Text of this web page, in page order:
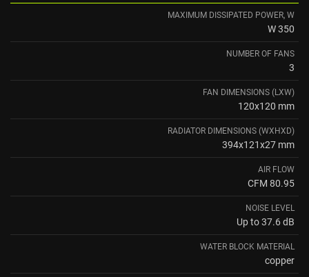
MAXIMUM DISSIPATED POWER, W
350 W
NUMBER OF FANS
3
FAN DIMENSIONS (LXW)
120x120 mm
RADIATOR DIMENSIONS (WXHXD)
394x121x27 mm
AIR FLOW
80.95 CFM
NOISE LEVEL
Up to 37.6 dB
WATER BLOCK MATERIAL
copper